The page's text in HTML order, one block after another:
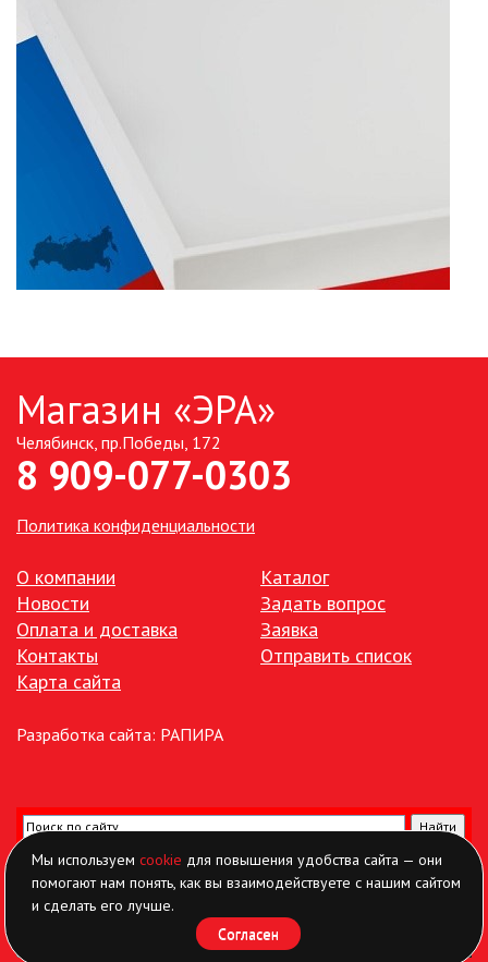
Магазин «ЭРА»
Челябинск, пр.Победы, 172
8 909-077-0303
Политика конфиденциальности
О компании
Новости
Оплата и доставка
Контакты
Карта сайта
Каталог
Задать вопрос
Заявка
Отправить список
Разработка сайта: РАПИРА
Мы используемcookie для повышения удобства сайта — они
помогают нам понять, как вы взаимодействуете с нашим сайтом
и сделать его лучше.
Согласен